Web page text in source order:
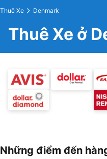
Thuê Xe Denmark
Thuê Xe ở
Những điểm đến